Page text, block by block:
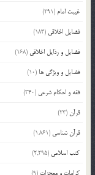
غیبت امام (291)
فضایل اخلاقی (183)
فضایل و رذایل اخلاقی (168)
فضایل و ویژگی ها (10)
فقه و احکام شرعی (340)
قرآن(23)
قرآن شناسی (1,861)
کتب اسلامی (2,295)